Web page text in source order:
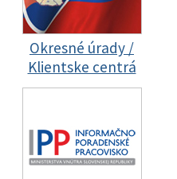
Okresné úrady /
Klientske centrá